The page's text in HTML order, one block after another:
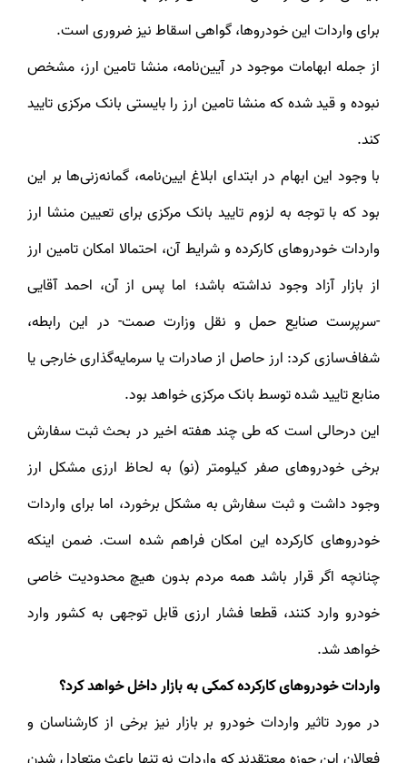
برای واردات این خودروها، گواهی اسقاط نیز ضروری است.
از جمله ابهامات موجود در آیین‌نامه، منشا تامین ارز، مشخص
نبوده و قید شده که منشا تامین ارز را بایستی بانک مرکزی تایید
کند.
با وجود این ابهام در ابتدای ابلاغ ایین‌نامه، گمانه‌زنی‌ها بر این
بود که با توجه به لزوم تایید بانک مرکزی برای تعیین منشا ارز
واردات خودروهای کارکرده و شرایط آن، احتمالا امکان تامین ارز
از بازار آزاد وجود نداشته باشد؛ اما پس از آن، احمد آقایی
-سرپرست صنایع حمل‌ و نقل وزارت صمت- در این رابطه،
شفاف‌سازی کرد: ارز حاصل از صادرات یا سرمایه‌گذاری خارجی یا
منابع تایید شده توسط بانک مرکزی خواهد بود.
این درحالی است که طی چند هفته اخیر در بحث ثبت سفارش
برخی خودروهای صفر کیلومتر (نو) به لحاظ ارزی مشکل ارز
وجود داشت و ثبت سفارش به مشکل برخورد، اما برای واردات
خودروهای کارکرده این امکان فراهم شده است. ضمن اینکه
چنانچه اگر قرار باشد همه‌ مردم بدون هیچ محدودیت خاصی
خودرو وارد کنند، قطعا فشار ارزی قابل توجهی به کشور وارد
خواهد شد.
واردات خودروهای کارکرده کمکی به بازار داخل خواهد کرد؟
در مورد تاثیر واردات خودرو بر بازار نیز برخی از کارشناسان و